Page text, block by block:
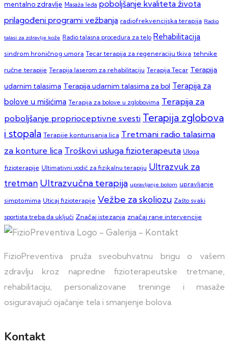
mentalno zdravlje Masaža leđa poboljšanje kvaliteta života
prilagođeni programi vežbanja radiofrekvencijska terapija Radio
talasi za zdravlje kože Radio talasna procedura za telo Rehabilitacija
sindrom hroničnog umora Tecar terapija za regeneraciju tkiva tehnike
ručne terapije Terapija laserom za rehabilitaciju Terapija Tecar Terapija
udarnim talasima Terapija udarnim talasima za bol Terapija za
bolove u mišićima Terapija za bolove u zglobovima Terapija za
poboljšanje proprioceptivne svesti Terapija zglobova
i stopala Terapije konturisanja lica Tretmani radio talasima
za konture lica Troškovi usluga fizioterapeuta Uloga
fizioterapije Ultimativni vodič za fizikalnu terapiju Ultrazvuk za
tretman Ultrazvučna terapija upravljanje bolom upravljanje
simptomima Uticaj fizioterapije Vežbe za skoliozu Zašto svaki
sportista treba da uključi Značaj istezanja značaj rane intervencije
FizioPreventiva pruža sveobuhvatnu brigu o vašem
zdravlju kroz napredne fizioterapeutske tretmane,
rehabilitaciju, personalizovane treninge i masaže
osiguravajući ojačanje tela i smanjenje bolova.
Kontakt